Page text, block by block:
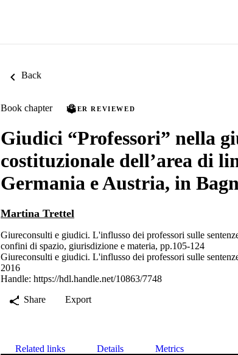
Back
Book chapter PEER REVIEWED
Giudici “Professori” nella
costituzionale dell’area di
Germania e Austria, in
Martina Trettel
Giureconsulti e giudici. L'influsso dei professori sulle
confini di spazio, giurisdizione e materia, pp.105-124
Giureconsulti e giudici. L'influsso dei professori sulle
2016
Handle: https://hdl.handle.net/10863/7748
Share
Export
Related links Details Metrics